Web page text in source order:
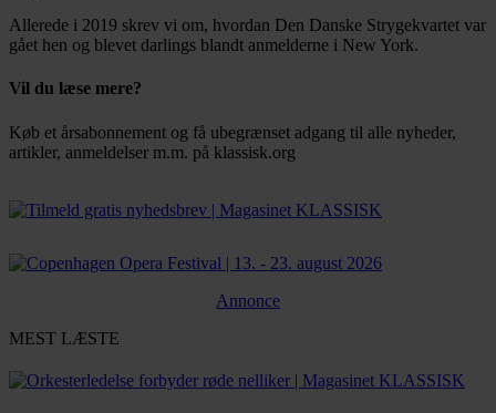
Allerede i 2019 skrev vi om, hvordan Den Danske Strygekvartet var
gået hen og blevet darlings blandt anmelderne i New York.
Vil du læse mere?
Køb et årsabonnement og få ubegrænset adgang til alle nyheder,
artikler, anmeldelser m.m. på klassisk.org
Annonce
MEST LÆSTE